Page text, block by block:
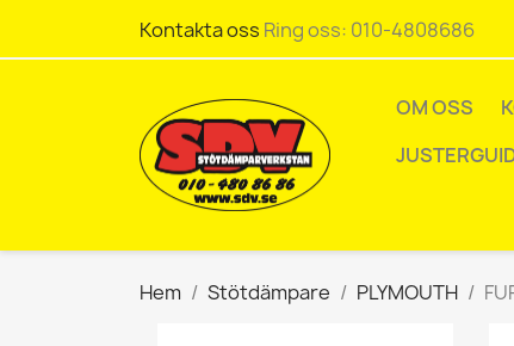
Kontakta oss Ring oss: 010-4808686
OM OSS
Hem Stötdämpare PLYMOUTH